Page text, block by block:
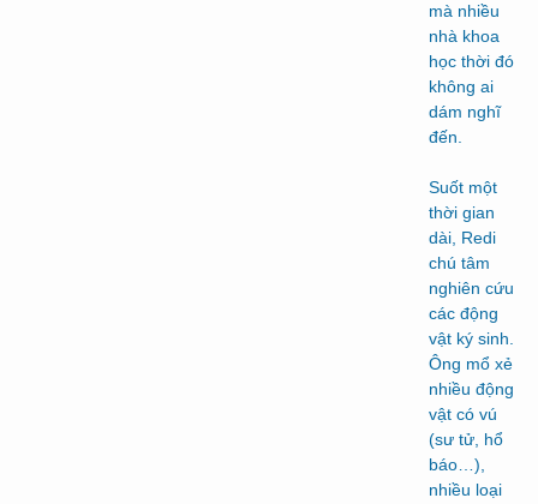
mà nhiều
nhà khoa
học thời đó
không ai
dám nghĩ
đến.
Suốt một
thời gian
dài, Redi
chú tâm
nghiên cứu
các động
vật ký sinh.
Ông mổ xẻ
nhiều động
vật có vú
(sư tử, hổ
báo…),
nhiều loại